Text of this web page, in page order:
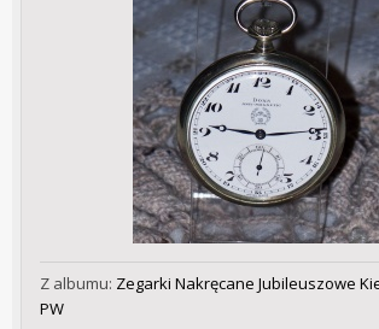
Z albumu: Zegarki Nakręcane Jubileuszowe
PW